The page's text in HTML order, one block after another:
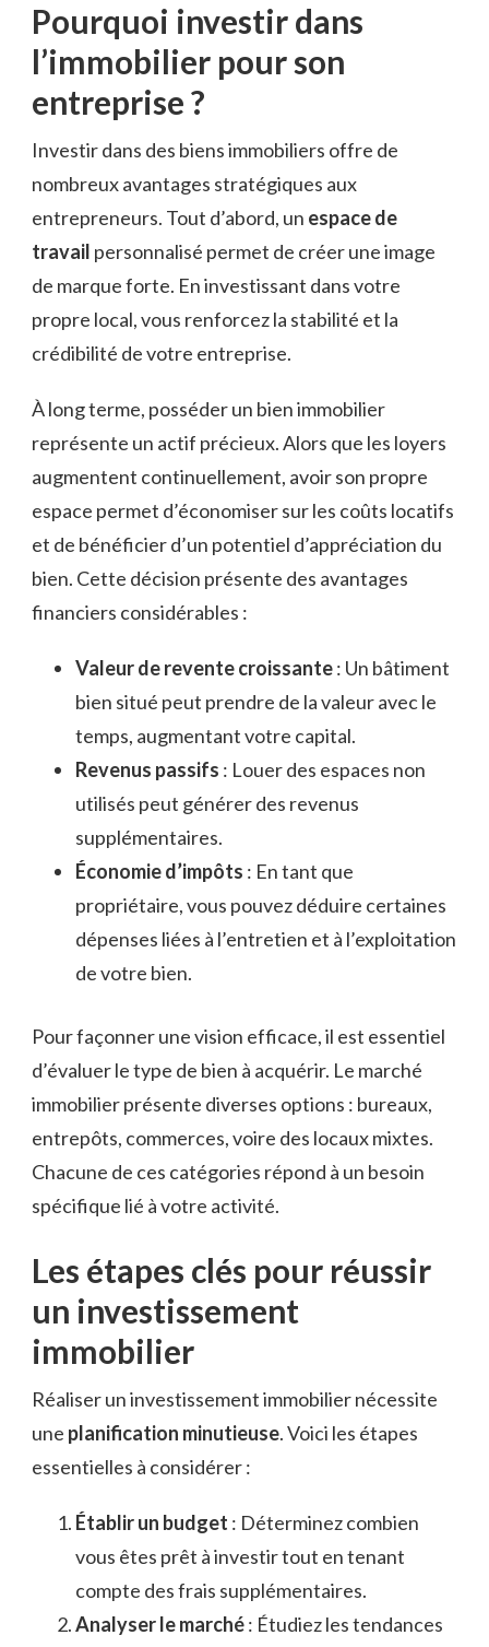
Pourquoi investir dans
l’immobilier pour son
entreprise ?
Investir dans des biens immobiliers offre de
nombreux avantages stratégiques aux
entrepreneurs. Tout d’abord, un espace de
travail personnalisé permet de créer une image
de marque forte. En investissant dans votre
propre local, vous renforcez la stabilité et la
crédibilité de votre entreprise.
À long terme, posséder un bien immobilier
représente un actif précieux. Alors que les loyers
augmentent continuellement, avoir son propre
espace permet d’économiser sur les coûts locatifs
et de bénéficier d’un potentiel d’appréciation du
bien. Cette décision présente des avantages
financiers considérables :
Valeur de revente croissante: Un bâtiment
bien situé peut prendre de la valeur avec le
temps, augmentant votre capital.
Revenus passifs : Louer des espaces non
utilisés peut générer des revenus
supplémentaires.
Économie d’impôts : En tant que
propriétaire, vous pouvez déduire certaines
dépenses liées à l’entretien et à l’exploitation
de votre bien.
Pour façonner une vision efficace, il est essentiel
d’évaluer le type de bien à acquérir. Le marché
immobilier présente diverses options : bureaux,
entrepôts, commerces, voire des locaux mixtes.
Chacune de ces catégories répond à un besoin
spécifique lié à votre activité.
Les étapes clés pour réussir
un investissement
immobilier
Réaliser un investissement immobilier nécessite
une planification minutieuse. Voici les étapes
essentielles à considérer :
Établir un budget : Déterminez combien
vous êtes prêt à investir tout en tenant
compte des frais supplémentaires.
Analyser le marché: Étudiez les tendances